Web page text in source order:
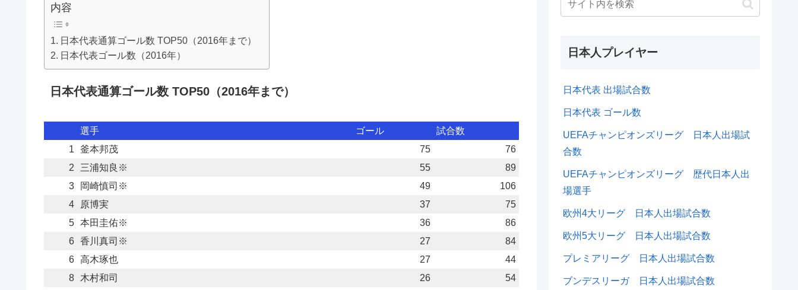
内容
日本代表通算ゴール数 TOP50（2016年まで）
日本代表ゴール数（2016年）
日本代表通算ゴール数 TOP50（2016年まで）
選手 ゴール
試合数
1
釜本邦茂 75
76
2
三浦知良※ 55
89
3
岡崎慎司※ 49
106
4
原博実 37
75
5 本田圭佑※ 36
86
6 香川真司※ 27
84
6 高木琢也 27
44
8
木村和司 26
54
日本人プレイヤー
日本代表 出場試合数
日本代表 ゴール数
UEFAチャンピオンズリーグ 日本人出場試
合数
UEFAチャンピオンズリーグ 歴代日本人出
場選手
欧州4大リーグ 日本人出場試合数
欧州5大リーグ 日本人出場試合数
プレミアリーグ 日本人出場試合数
ブンデスリーガ 日本人出場試合数